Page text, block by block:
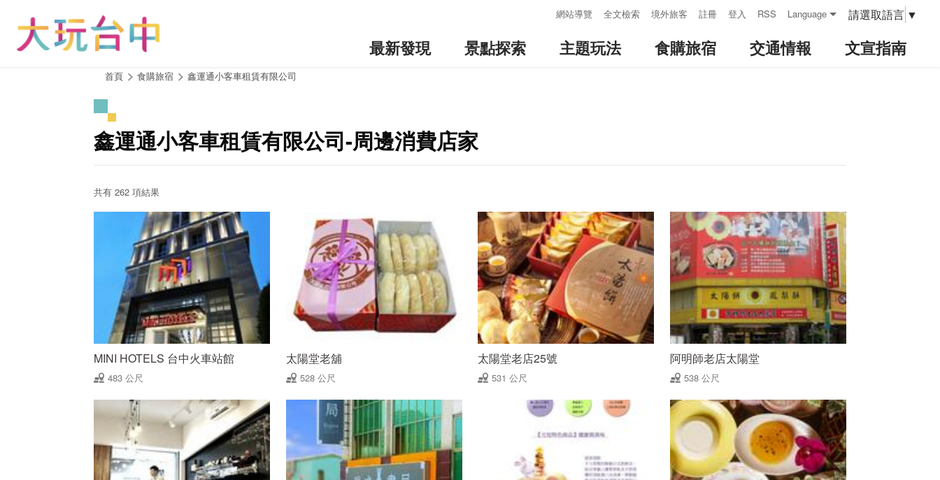
網站導覽 全文檢索 境外旅客 註冊 登入 RSS Language 請選取語言 ▼
最新發現 景點探索 主題玩法 食購旅宿 交通情報 文宣指南
首頁 食購旅宿 鑫運通小客車租賃有限公司
鑫運通小客車租賃有限公司-周邊消費店家
共有 262 項結果
MINI HOTELS 台中火車站館
483 公尺
太陽堂老舖
528 公尺
太陽堂老店25號
531 公尺
阿明師老店太陽堂
538 公尺